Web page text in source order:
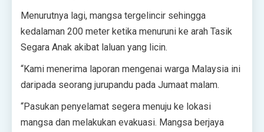
Menurutnya lagi, mangsa tergelincir sehingga
kedalaman 200 meter ketika menuruni ke arah Tasik
Segara Anak akibat laluan yang licin.
“Kami menerima laporan mengenai warga Malaysia ini
daripada seorang jurupandu pada Jumaat malam.
“Pasukan penyelamat segera menuju ke lokasi
mangsa dan melakukan evakuasi. Mangsa berjaya